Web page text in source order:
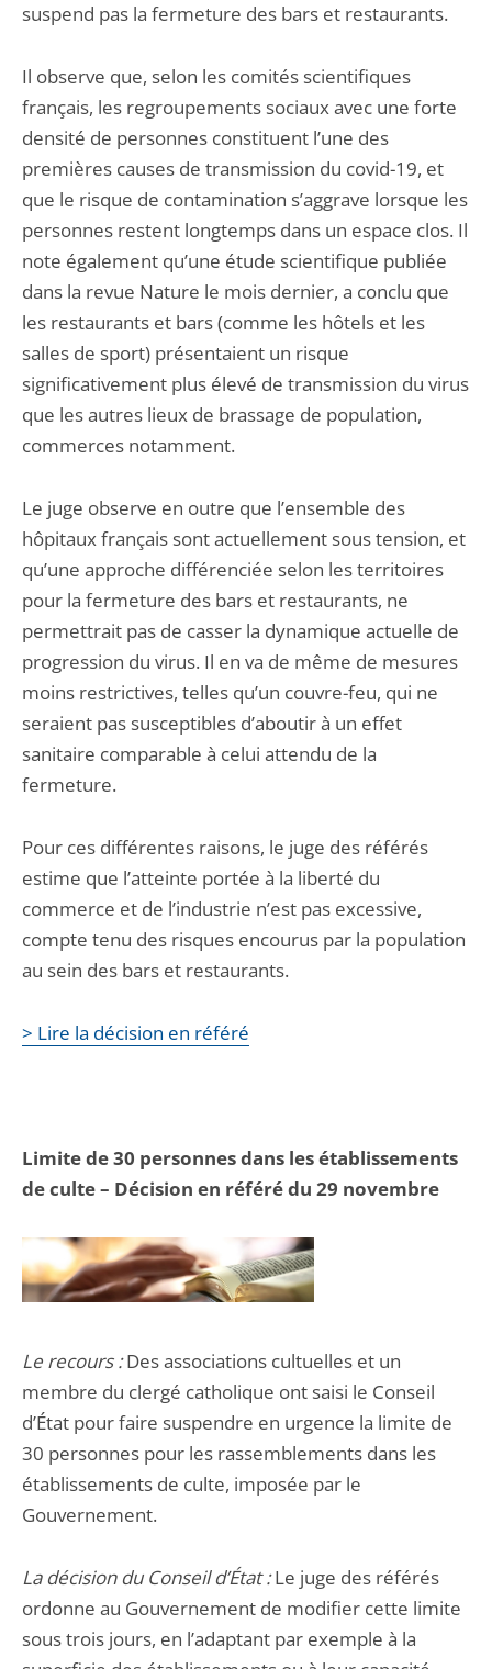
suspend pas la fermeture des bars et restaurants.
Il observe que, selon les comités scientifiques
français, les regroupements sociaux avec une forte
densité de personnes constituent l’une des
premières causes de transmission du covid-19, et
que le risque de contamination s’aggrave lorsque les
personnes restent longtemps dans un espace clos. Il
note également qu’une étude scientifique publiée
dans la revue Nature le mois dernier, a conclu que
les restaurants et bars (comme les hôtels et les
salles de sport) présentaient un risque
significativement plus élevé de transmission du virus
que les autres lieux de brassage de population,
commerces notamment.
Le juge observe en outre que l’ensemble des
hôpitaux français sont actuellement sous tension, et
qu’une approche différenciée selon les territoires
pour la fermeture des bars et restaurants, ne
permettrait pas de casser la dynamique actuelle de
progression du virus. Il en va de même de mesures
moins restrictives, telles qu’un couvre-feu, qui ne
seraient pas susceptibles d’aboutir à un effet
sanitaire comparable à celui attendu de la
fermeture.
Pour ces différentes raisons, le juge des référés
estime que l’atteinte portée à la liberté du
commerce et de l’industrie n’est pas excessive,
compte tenu des risques encourus par la population
au sein des bars et restaurants.
> Lire la décision en référé
Limite de 30 personnes dans les établissements
de culte – Décision en référé du 29 novembre
Le recours :Des associations cultuelles et un
membre du clergé catholique ont saisi le Conseil
d’État pour faire suspendre en urgence la limite de
30 personnes pour les rassemblements dans les
établissements de culte, imposée par le
Gouvernement.
La décision du Conseil d’État :Le juge des référés
ordonne au Gouvernement de modifier cette limite
sous trois jours, en l’adaptant par exemple à la